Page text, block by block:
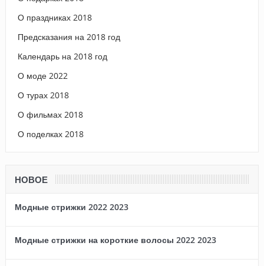
О праздниках 2018
Предсказания на 2018 год
Календарь на 2018 год
О моде 2022
О турах 2018
О фильмах 2018
О поделках 2018
НОВОЕ
Модные стрижки 2022 2023
Модные стрижки на короткие волосы 2022 2023